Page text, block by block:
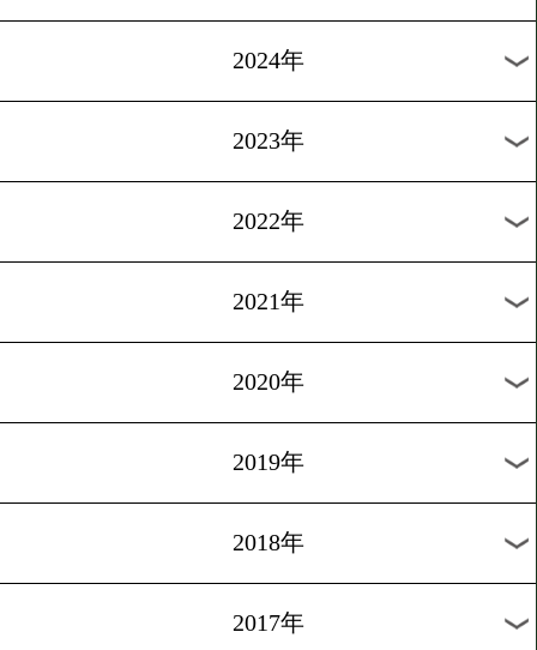
2026年
2025年
2023年
2021年
2020年